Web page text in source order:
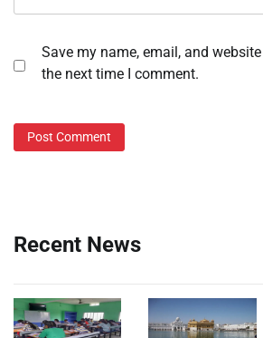
Save my name, email, and
the next time I comment.
Recent News